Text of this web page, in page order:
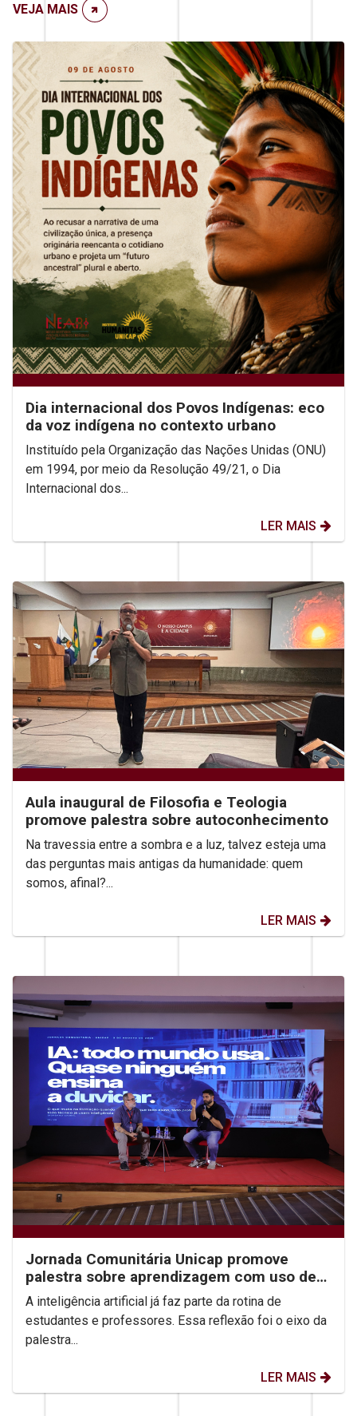
VEJA MAIS
Dia internacional dos Povos Indígenas: eco
da voz indígena no contexto urbano
Instituído pela Organização das Nações Unidas (ONU)
em 1994, por meio da Resolução 49/21, o Dia
Internacional dos...
LER MAIS
Aula inaugural de Filosofia e Teologia
promove palestra sobre autoconhecimento
Na travessia entre a sombra e a luz, talvez esteja uma
das perguntas mais antigas da humanidade: quem
somos, afinal?...
LER MAIS
Jornada Comunitária Unicap promove
palestra sobre aprendizagem com uso de
IA
A inteligência artificial já faz parte da rotina de
estudantes e professores. Essa reflexão foi o eixo da
palestra...
LER MAIS